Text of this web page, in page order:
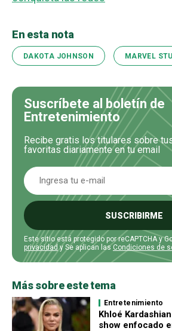
En esta nota
DAKOTA JOHNSON MARVEL
Suscríbete al boletín de
Entretenimiento
Recibe gratis los titulares sobre
favoritas diariamente en tu email
SUSCRIBIRME
Este sitio está protegido por reCAPTCHA y
privacidad y Se aplican lasCondiciones de
Más sobre este tema
Entretenimiento
Khloé
show enfocado